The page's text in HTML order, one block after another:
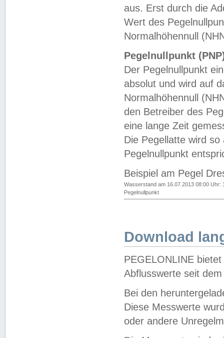
aus. Erst durch die
Wert des
Normalhöhennull
Pegelnullpunkt
Der Pegelnullpunkt
absolut und wird auf
Normalhöhennull
den Betreiber des
eine lange Zeit
Die Pegellatte wird
Pegelnullpunkt
Beispiel am Pegel
Wasserstand am 16.07.2013 08:00 Uhr:
Pegelnullpunkt
Download
PEGELONLINE
Abflusswerte seit
Bei den
Diese Messwerte
oder andere